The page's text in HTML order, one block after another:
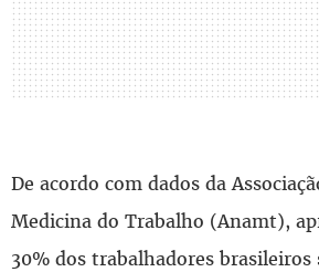
De acordo com dados da
Medicina do Trabalho (Anamt),
30% dos trabalhadores brasileiros